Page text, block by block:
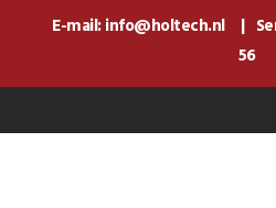
E-mail:info@holtech.nl|
56